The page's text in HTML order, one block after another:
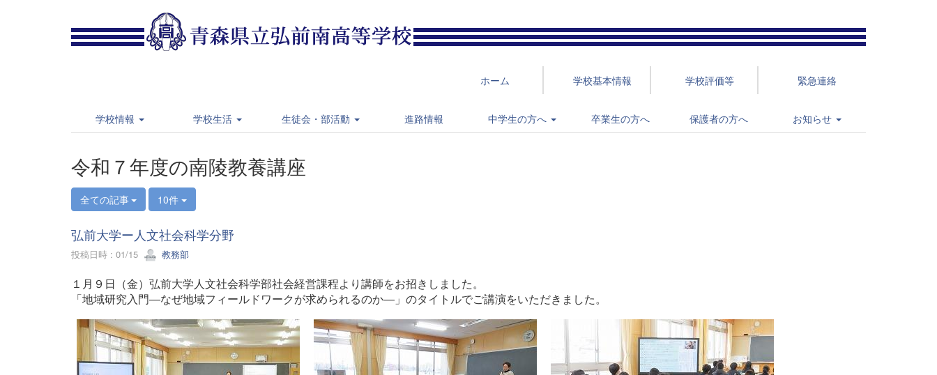
ホーム 学校基本情報 学校評価等 緊急連絡
学校情報 学校生活 生徒会・部活動 進路情報 中学生の方へ 卒業生の方へ 保護者の方へ お知らせ
令和７年度の南陵教養講座
全ての記事 10件
弘前大学ー人文社会科学分野
投稿日時 : 01/15 教務部
１月９日（金）弘前大学人文社会科学部社会経営課程より講師をお招きしました。
「地域研究入門―なぜ地域フィールドワークが求められるのか―」のタイトルでご講演をいただきました。